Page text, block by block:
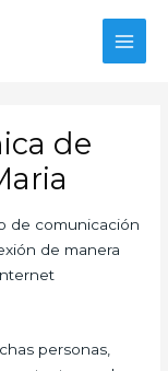
de
de comunicación
de manera
personas,